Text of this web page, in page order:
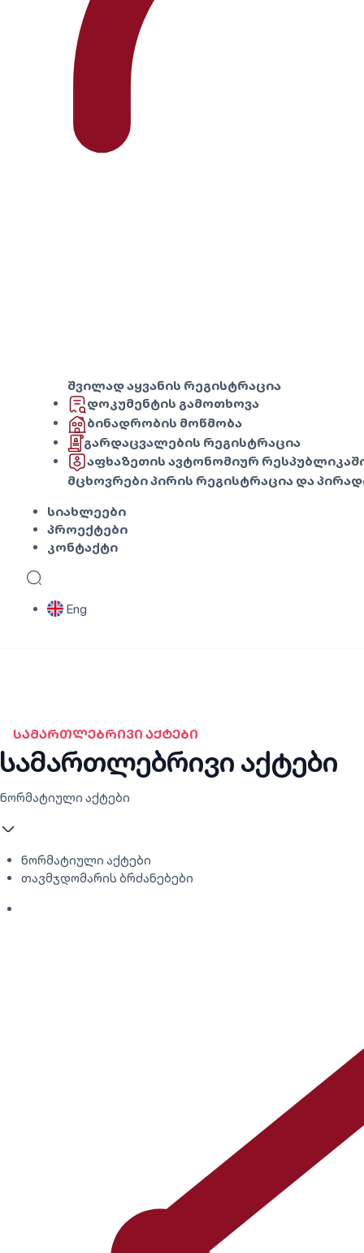
შვილად აყვანის რეგისტრაცია
დოკუმენტის გამოთხოვა
ბინადრობის მოწმობა
გარდაცვალების რეგისტრაცია
აფხაზეთის ავტონომიურ
მცხოვრები პირის რეგისტრაცია და
სიახლეები
პროექტები
კონტაქტი
Eng
ᲡᲐᲛᲐᲠᲗᲚᲔᲑᲠᲘᲕᲘ ᲐᲥᲢᲔᲑᲘ
სამართლებრივი აქტები
ნორმატიული აქტები
ნორმატიული აქტები
თავმჯდომარის ბრძანებები